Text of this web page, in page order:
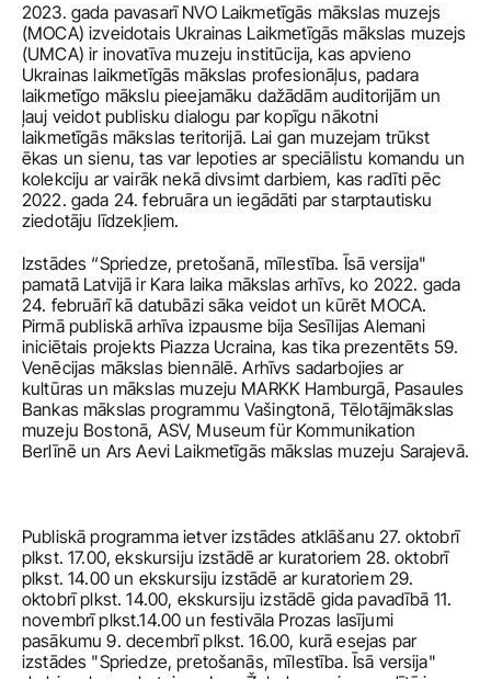
2023. gada pavasarī NVO Laikmetīgās mākslas muzejs
(MOCA) izveidotais Ukrainas Laikmetīgās mākslas muzejs
(UMCA) ir inovatīva muzeju institūcija, kas apvieno
Ukrainas laikmetīgās mākslas profesionāļus, padara
laikmetīgo mākslu pieejamāku dažādām auditorijām un
ļauj veidot publisku dialogu par kopīgu nākotni
laikmetīgās mākslas teritorijā. Lai gan muzejam trūkst
ēkas un sienu, tas var lepoties ar speciālistu komandu un
kolekciju ar vairāk nekā divsimt darbiem, kas radīti pēc
2022. gada 24. februāra un iegādāti par starptautisku
ziedotāju līdzekļiem.
Izstādes “Spriedze, pretošanā, mīlestība. Īsā versija"
pamatā Latvijā ir Kara laika mākslas arhīvs, ko 2022. gada
24. februārī kā datubāzi sāka veidot un kūrēt MOCA.
Pirmā publiskā arhīva izpausme bija Sesīlijas Alemani
iniciētais projekts Piazza Ucraina, kas tika prezentēts 59.
Venēcijas mākslas biennālē. Arhīvs sadarbojies ar
kultūras un mākslas muzeju MARKK Hamburgā, Pasaules
Bankas mākslas programmu Vašingtonā, Tēlotājmākslas
muzeju Bostonā, ASV, Museum für Kommunikation
Berlīnē un Ars Aevi Laikmetīgās mākslas muzeju Sarajevā.
Publiskā programma ietver izstādes atklāšanu 27. oktobrī
plkst. 17.00, ekskursiju izstādē ar kuratoriem 28. oktobrī
plkst. 14.00 un ekskursiju izstādē ar kuratoriem 29.
oktobrī plkst. 14.00, ekskursiju izstādē gida pavadībā 11.
novembrī plkst.14.00 un festivāla Prozas lasījumi
pasākumu 9. decembrī plkst. 16.00, kurā esejas par
izstādes "Spriedze, pretošanās, mīlestība. Īsā versija"